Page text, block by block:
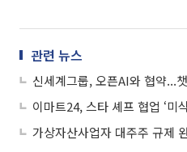
관련 뉴스
신세계그룹, 오픈AI와 협약...
이마트24, 스타 셰프 협업 ‘미
가상자산사업자 대주주 규제